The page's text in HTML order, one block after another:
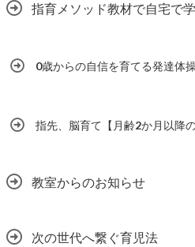
指育メソッド教材で自宅で
0歳からの自信を育てる発達体
指先、脳育て【月齢2か月以降
教室からのお知らせ
次の世代へ繋ぐ育児法